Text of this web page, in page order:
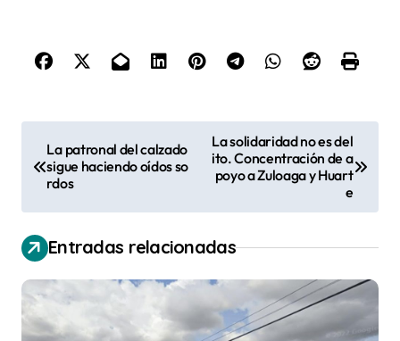
a
g
a
c
La patronal del calzado
sigue haciendo oídos so
rdos
La solidaridad no es del
ito. Concentración de a
poyo a Zuloaga y Huart
e
Entradas relacionadas